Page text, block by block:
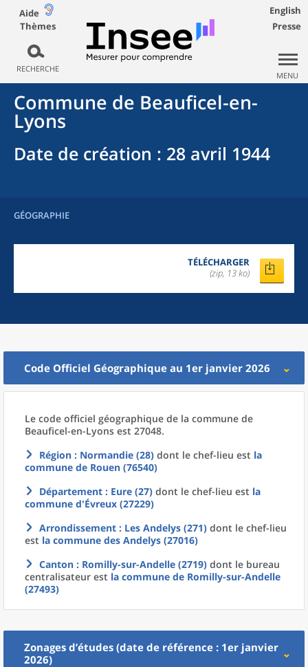
Aide
Thèmes
RECHERCHE
English
Presse
MENU
Commune de Beauficel-en-
Lyons
Date de création : 28 avril 1944
GÉOGRAPHIE
TÉLÉCHARGER
(zip, 13 ko)
Code Officiel Géographique au 1er janvier 2026
Le code officiel géographique de la commune de
Beauficel-en-Lyons est 27048.
Région : Normandie (28) dont le chef-lieu est la
commune de Rouen (76540)
Département : Eure (27) dont le chef-lieu est la
commune d'Évreux (27229)
Arrondissement : Les Andelys (271) dont le chef-lieu
est la commune des Andelys (27016)
Canton : Romilly-sur-Andelle (2719) dont le bureau
centralisateur est la commune de Romilly-sur-Andelle
(27493)
Zonages d’études (date de référence : 1er janvier
2026)